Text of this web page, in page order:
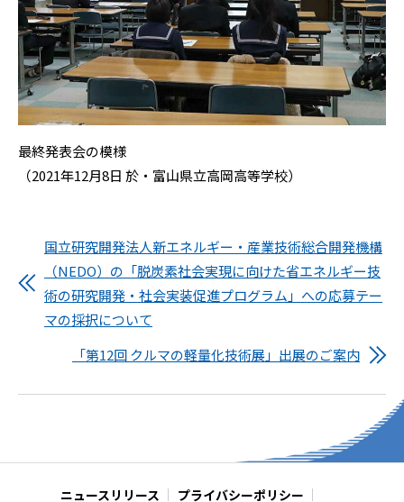
最終発表会の模様
（2021年12月8日 於・富山県立高岡高等学校）
国立研究開発法人新エネルギー・産業技術総合開発機構
（NEDO）の「脱炭素社会実現に向けた省エネルギー技
術の研究開発・社会実装促進プログラム」への応募テー
マの採択について
「第12回 クルマの軽量化技術展」出展のご案内
ニュースリリース プライバシーポリシー